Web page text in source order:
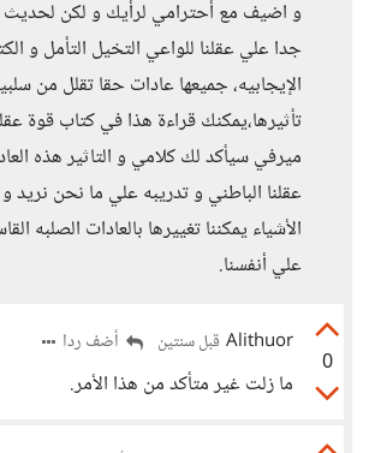
و اضيف مع أحترامي لرأيك و لكن لحديث
جدا علي عقلنا للواعي التخيل التأمل و
الإيجابيه، جميعها عادات حقا تقلل من
تأثيرها،يمكنك قراءة هذا في كتاب قوة
ميرفي سيأكد لك كلامي و التاثير هذه
عقلنا الباطني و تدريبه علي ما نحن
الأشياء يمكننا تغييرها بالعادات الصلبه
علي أنفسنا.
0
Alithuor قبل سنتين أضف ردا
ما زلت غير متأكد من هذا الأمر.